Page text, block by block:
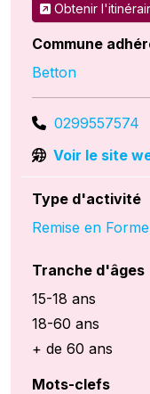
Obtenir
Commune
Betton
0299557574
Voir le site
Type d'activité
Remise en
Tranche d'âges
15-18 ans
18-60 ans
+ de 60 ans
Mots-clefs